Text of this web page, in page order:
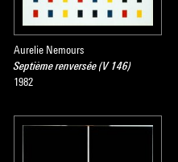
Aurelie Nemours
Septième renversée (V 146)
1982